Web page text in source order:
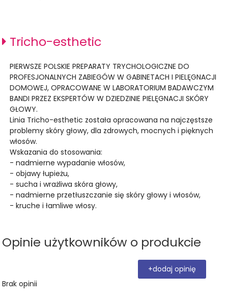
Tricho-esthetic
PIERWSZE POLSKIE PREPARATY TRYCHOLOGICZNE DO
PROFESJONALNYCH ZABIEGÓW W GABINETACH I PIELĘGNACJI
DOMOWEJ, OPRACOWANE W LABORATORIUM BADAWCZYM
BANDI PRZEZ EKSPERTÓW W DZIEDZINIE PIELĘGNACJI SKÓRY
GŁOWY.
Linia Tricho-esthetic została opracowana na najczęstsze
problemy skóry głowy, dla zdrowych, mocnych i pięknych
włosów.
Wskazania do stosowania:
- nadmierne wypadanie włosów,
- objawy łupieżu,
- sucha i wrażliwa skóra głowy,
- nadmierne przetłuszczanie się skóry głowy i włosów,
- kruche i łamliwe włosy.
Opinie użytkowników o produkcie
+dodaj opinię
Brak opinii